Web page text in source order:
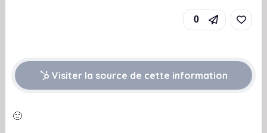
0
Visiter la source de cette information
🙂